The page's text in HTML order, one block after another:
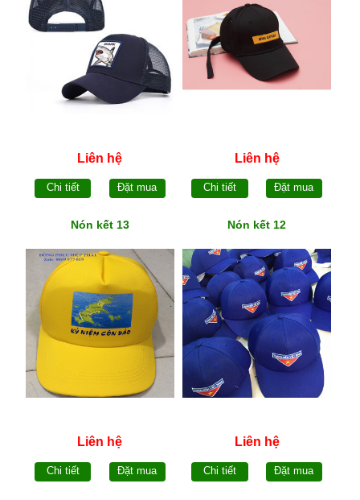
Liên hệ
Chi tiết Đặt mua
Liên hệ
Chi tiết Đặt mua
Nón kết 13
Liên hệ
Chi tiết Đặt mua
Nón kết 12
Liên hệ
Chi tiết Đặt mua